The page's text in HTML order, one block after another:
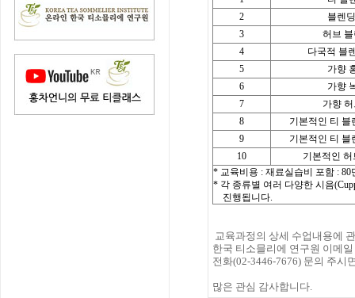
2
블렌
3
허브
4
다국적 블
5
가향
6
가향
7
가향
8
기본적인 티 블
9
기본적인 티 블
10
기본적인
* 교육비용 : 재료실습비 포함 : 80
* 각 종류별 여러 다양한 시음
진행됩니다.
교육과정의 상세 수업내용에
한국 티소믈리에 연구원 이메일
전화(02-3446-7676) 문의 주시
많은 관심 감사합니다.